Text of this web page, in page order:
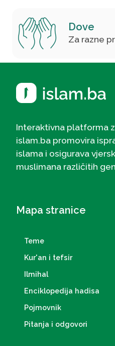
Dove
Za razne
Interaktivna platforma
islam.ba promovira
islama i osigurava
muslimana različitih
Mapa stranice
Teme
Kur'an i tefsir
Ilmihal
Enciklopedija hadisa
Pojmovnik
Pitanja i odgovori